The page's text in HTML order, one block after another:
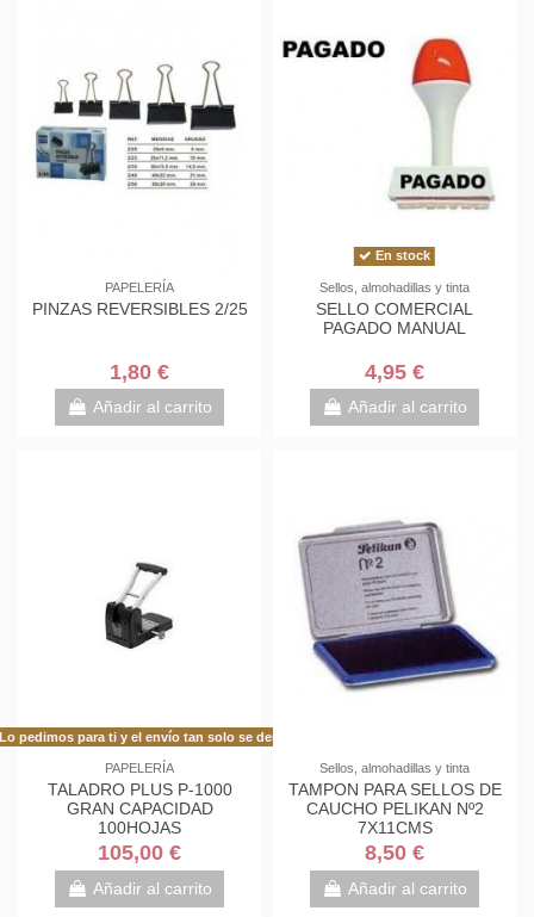
PAPELERÍA
PINZAS REVERSIBLES 2/25
1,80 €
Añadir al carrito
En stock
Sellos, almohadillas y tinta
SELLO COMERCIAL
PAGADO MANUAL
4,95 €
Añadir al carrito
pedimos para ti y el envío tan solo se demora 48h más de lo habitual!
PAPELERÍA
TALADRO PLUS P-1000
GRAN CAPACIDAD
100HOJAS
105,00 €
Añadir al carrito
Sellos, almohadillas y tinta
TAMPON PARA SELLOS DE
CAUCHO PELIKAN Nº2
7X11CMS
8,50 €
Añadir al carrito